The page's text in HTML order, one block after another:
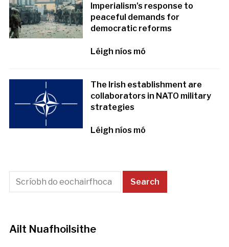
Imperialism’s response to
peaceful demands for
democratic reforms
Léigh níos mó
The Irish establishment are
collaborators in NATO military
strategies
Léigh níos mó
Ailt Nuafhoilsithe